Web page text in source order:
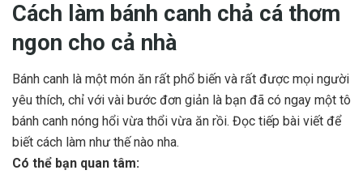
Cách làm bánh canh chả cá thơm
ngon cho cả nhà
Bánh canh là một món ăn rất phổ biến và rất được mọi người
yêu thích, chỉ với vài bước đơn giản là bạn đã có ngay một tô
bánh canh nóng hổi vừa thổi vừa ăn rồi. Đọc tiếp bài viết để
biết cách làm như thế nào nha.
Có thể bạn quan tâm: